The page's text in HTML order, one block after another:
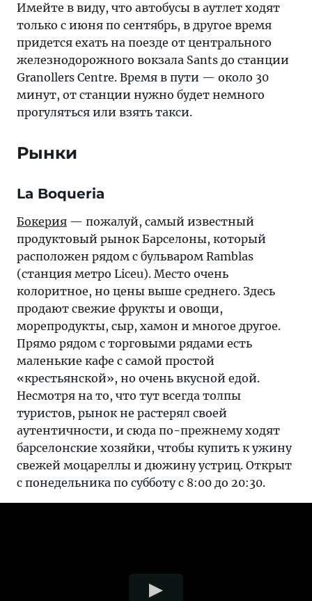
Имейте в виду, что автобусы в аутлет ходят
только с июня по сентябрь, в другое время
придется ехать на поезде от центрального
железнодорожного вокзала Sants до станции
Granollers Centre. Время в пути — около 30
минут, от станции нужно будет немного
прогуляться или взять такси.
Рынки
La Boqueria
Бокерия — пожалуй, самый известный
продуктовый рынок Барселоны, который
расположен рядом с бульваром Ramblas
(станция метро Liceu). Место очень
колоритное, но цены выше среднего. Здесь
продают свежие фрукты и овощи,
морепродукты, сыр, хамон и многое другое.
Прямо рядом с торговыми рядами есть
маленькие кафе с самой простой
«крестьянской», но очень вкусной едой.
Несмотря на то, что тут всегда толпы
туристов, рынок не растерял своей
аутентичности, и сюда по-прежнему ходят
барселонские хозяйки, чтобы купить к ужину
свежей моцареллы и дюжину устриц. Открыт
с понедельника по субботу с 8:00 до 20:30.